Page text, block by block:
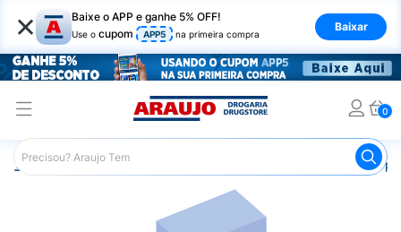
× Baixe o APP e ganhe 5% OFF!
Use o cupom APP5 na primeira compra
Baixar
0
Araujo Medicamentos Remédio